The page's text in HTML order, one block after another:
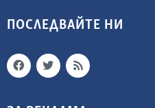
ПОСЛЕДВАЙТЕ НИ